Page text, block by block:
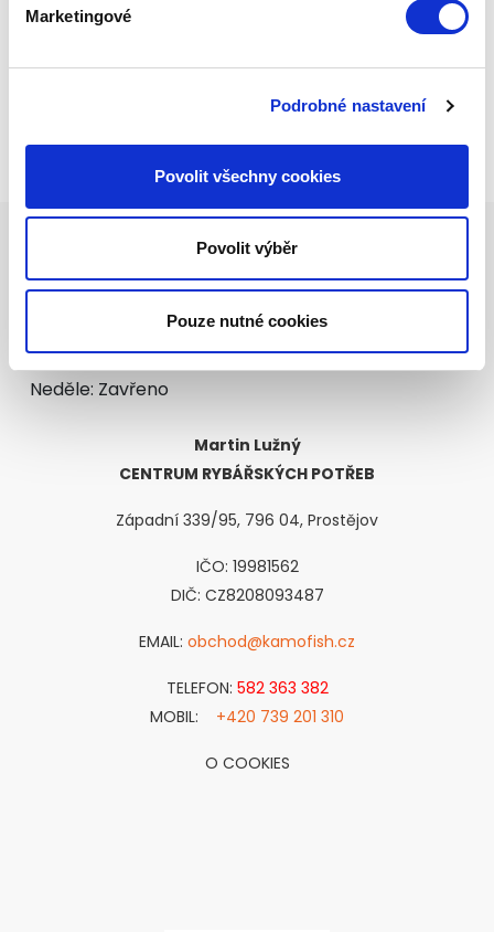
Marketingové
Podrobné nastavení
Povolit všechny cookies
Povolit výběr
Pouze nutné cookies
Otevírací doba
Pondělí - Pátek: 08:00 - 17:00
Sobota: 8:00 - 12:00
Neděle: Zavřeno
Martin Lužný
CENTRUM RYBÁŘSKÝCH POTŘEB
Západní 339/95, 796 04, Prostějov
IČO: 19981562
DIČ: CZ8208093487
EMAIL: obchod@kamofish.cz
TELEFON: 582 363 382
MOBIL: +420 739 201 310
O COOKIES